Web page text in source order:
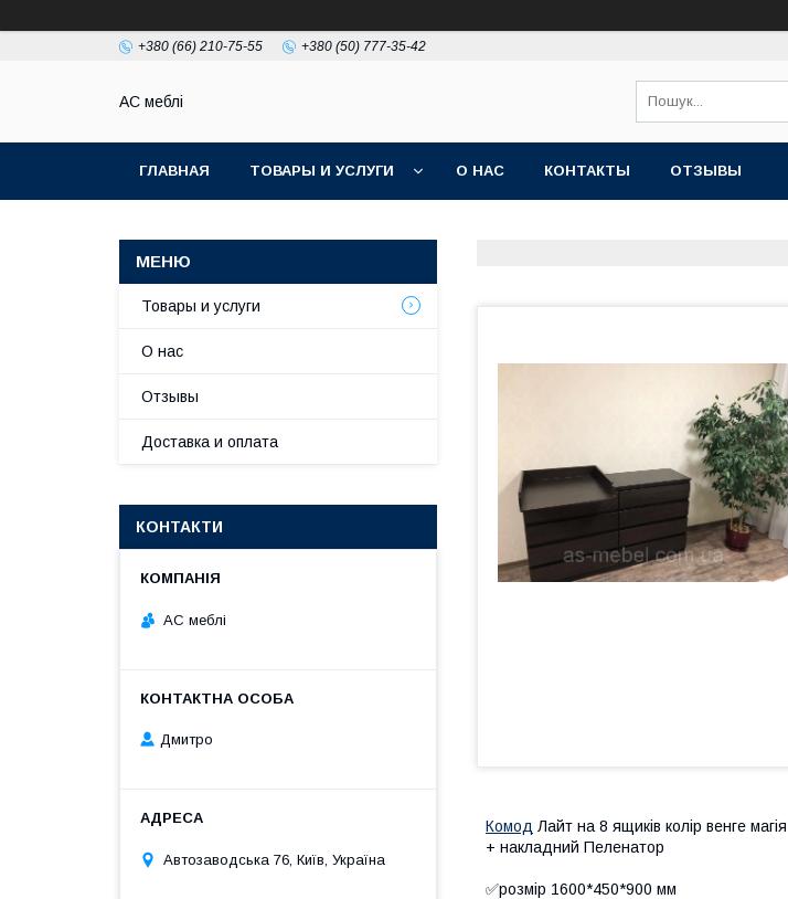
+380 (66) 210-75-55 +380 (50) 777-35-42
АС меблі
ГЛАВНАЯ ТОВАРЫ И УСЛУГИ О НАС КОНТАКТЫ ОТЗЫВЫ
Комод Лайт на 8 ящиків колір венге магія
+ накладний Пеленатор
✅розмір 1600*450*900 мм
Товары и услуги
О нас
Отзывы
Доставка и оплата
КОНТАКТИ
АС меблі
Дмитро
Автозаводська 76, Київ, Україна